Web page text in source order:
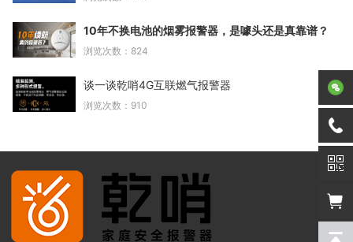
10年不换电池的烟雾报警器，是噱头还是真靠谱？
浏览次数：824
谈一谈乾哨4G互联燃气报警器
浏览次数：910